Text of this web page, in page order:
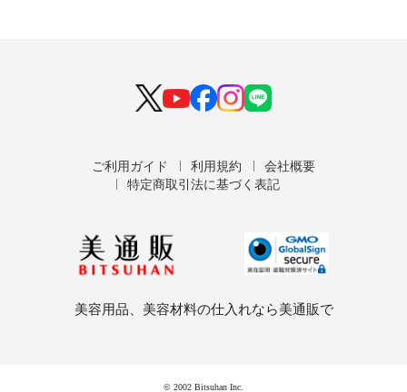
ご利用ガイド 利用規約
会社概要
特定商取引法に基づく表記
美容用品、美容材料の仕入れなら美通販で
© 2002 Bitsuhan Inc.